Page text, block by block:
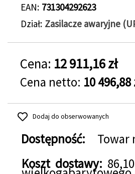
EAN 731304292623
Dział Zasilacze awaryjne
Cena: 12 911,16 zł
Cena netto: 10 496,88
Dodaj do obserwowanych
Dostępność:
Towar
Koszt dostawy: